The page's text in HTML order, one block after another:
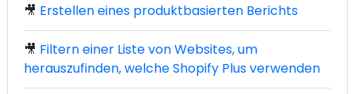
🎥 Erstellen eines produktbasierten Berichts
🎥 Filtern einer Liste von Websites, um
herauszufinden, welche Shopify Plus verwenden